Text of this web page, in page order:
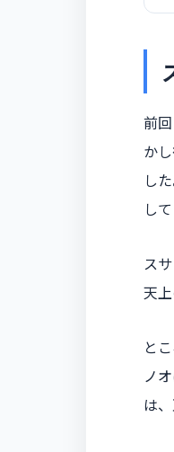
前
か
し
し
ス
天
と
ノ
は